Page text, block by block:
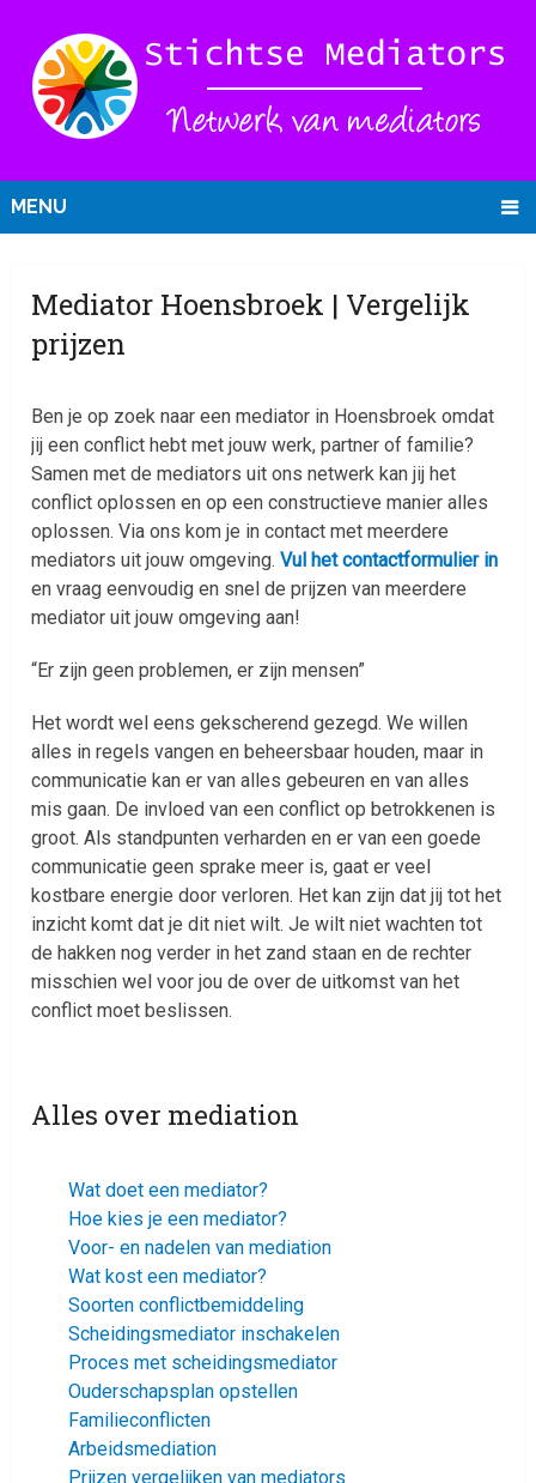
MENU
Mediator Hoensbroek | Vergelijk
prijzen
Ben je op zoek naar een mediator in Hoensbroek omdat
jij een conflict hebt met jouw werk, partner of familie?
Samen met de mediators uit ons netwerk kan jij het
conflict oplossen en op een constructieve manier alles
oplossen. Via ons kom je in contact met meerdere
mediators uit jouw omgeving.Vul het contactformulier in
en vraag eenvoudig en snel de prijzen van meerdere
mediator uit jouw omgeving aan!
“Er zijn geen problemen, er zijn mensen”
Het wordt wel eens gekscherend gezegd. We willen
alles in regels vangen en beheersbaar houden, maar in
communicatie kan er van alles gebeuren en van alles
mis gaan. De invloed van een conflict op betrokkenen is
groot. Als standpunten verharden en er van een goede
communicatie geen sprake meer is, gaat er veel
kostbare energie door verloren. Het kan zijn dat jij tot het
inzicht komt dat je dit niet wilt. Je wilt niet wachten tot
de hakken nog verder in het zand staan en de rechter
misschien wel voor jou de over de uitkomst van het
conflict moet beslissen.
Alles over mediation
Wat doet een mediator?
Hoe kies je een mediator?
Voor- en nadelen van mediation
Wat kost een mediator?
Soorten conflictbemiddeling
Scheidingsmediator inschakelen
Proces met scheidingsmediator
Ouderschapsplan opstellen
Familieconflicten
Arbeidsmediation
Prijzen vergelijken van mediators